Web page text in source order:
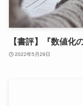
【書評】『数値化
2022年5月29日